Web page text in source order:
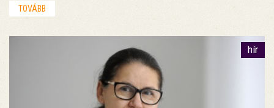
TOVÁBB
hír